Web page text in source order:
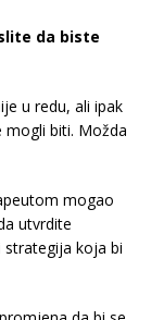
da biste
u redu, ali ipak
biti. Možda
mogao
utvrdite
koja bi